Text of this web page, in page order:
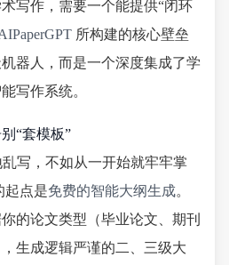
写作，需要一个能提供“闭环
所构建的核心壁垒
器人，而是一个深度集成了学
写作系统。
“套模板”
写，不如从一开始就牢牢掌
起点是免费的智能大纲生成。
的论文类型（毕业论文、期刊
生成逻辑严谨的二、三级大